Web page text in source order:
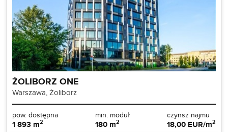
ŻOLIBORZ ONE
Warszawa, Żoliborz
pow. dostępna
1 893 m2
min. moduł
180 m2
czynsz najmu
18,00 EUR/m2